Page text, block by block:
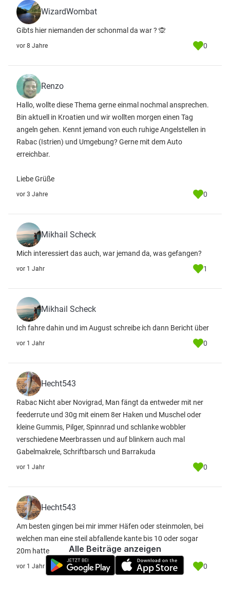
WizardWombat
Gibts hier niemanden der schonmal da war ? 🙊
vor 8 Jahre 0
Renzo
Hallo, wollte diese Thema gerne einmal nochmal ansprechen.
Bin aktuell in Kroatien und wir wollten morgen einen Tag
angeln gehen. Kennt jemand von euch ruhige Angelstellen in
Rabac (Istrien) und Umgebung? Gerne mit dem Auto
erreichbar.
Liebe Grüße
vor 3 Jahre 0
Mikhail Scheck
Mich interessiert das auch, war jemand da, was gefangen?
vor 1 Jahr 1
Mikhail Scheck
Ich fahre dahin und im August schreibe ich dann Bericht über
vor 1 Jahr 0
Hecht543
Rabac Nicht aber Novigrad, Man fängt da entweder mit ner
feederrute und 30g mit einem 8er Haken und Muschel oder
kleine Gummis, Pilger, Spinnrad und schlanke wobbler
verschiedene Meerbrassen und auf blinkern auch mal
Gabelmakrele, Schriftbarsch und Barrakuda
vor 1 Jahr 0
Hecht543
Am besten gingen bei mir immer Häfen oder steinmolen, bei
welchen man eine steil abfallende kante bis 10 oder sogar
20m hatte
vor 1 Jahr 0
Alle Beiträge anzeigen